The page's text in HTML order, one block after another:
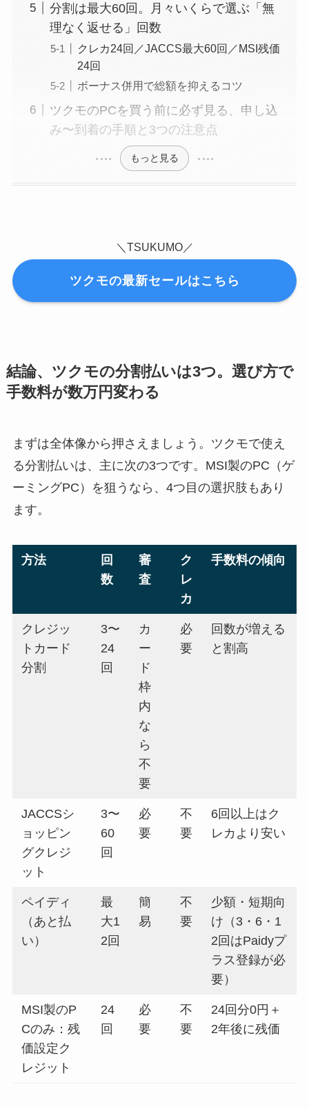
分割は最大60回。月々いくらで選ぶ「無
理なく返せる」回数
クレカ24回／JACCS最大60回／MSI残価
24回
ボーナス併用で総額を抑えるコツ
ツクモのPCを買う前に必ず見る、申し込
み〜到着の手順と3つの注意点
もっと見る
＼TSUKUMO／
ツクモの最新セールはこちら
結論、ツクモの分割払いは3つ。選び方で
手数料が数万円変わる
まずは全体像から押さえましょう。ツクモで使え
る分割払いは、主に次の3つです。MSI製のPC（ゲ
ーミングPC）を狙うなら、4つ目の選択肢もあり
ます。
方法
回
数
審
査
ク
レ
カ
手数料の傾向
クレジッ
トカード
分割
3〜
24
回
カ
ー
ド
枠
内
な
ら
不
要
必
要
回数が増える
と割高
JACCSシ
ョッピン
グクレジ
ット
3〜
60
回
必
要
不
要
6回以上はク
レカより安い
ペイディ
（あと払
い）
最
大1
2回
簡
易
不
要
少額・短期向
け（3・6・1
2回はPaidyプ
ラス登録が必
要）
MSI製のP
Cのみ：残
価設定ク
レジット
24
回
必
要
不
要
24回分0円＋
2年後に残価